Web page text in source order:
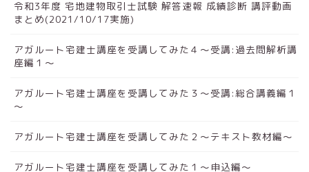
令和3年度 宅地建物取引士試験 解答速報 成績診断 講評動画
まとめ(2021/10/17実施)
アガルート宅建士講座を受講してみた４～受講:過去問解析講
座編１～
アガルート宅建士講座を受講してみた３～受講:総合講義編１
～
アガルート宅建士講座を受講してみた２～テキスト教材編～
アガルート宅建士講座を受講してみた１～申込編～